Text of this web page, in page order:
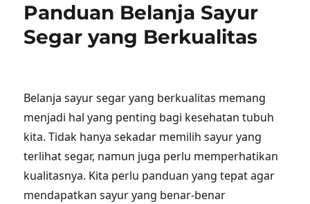
Panduan Belanja Sayur
Segar yang Berkualitas
Belanja sayur segar yang berkualitas memang
menjadi hal yang penting bagi kesehatan tubuh
kita. Tidak hanya sekadar memilih sayur yang
terlihat segar, namun juga perlu memperhatikan
kualitasnya. Kita perlu panduan yang tepat agar
mendapatkan sayur yang benar-benar